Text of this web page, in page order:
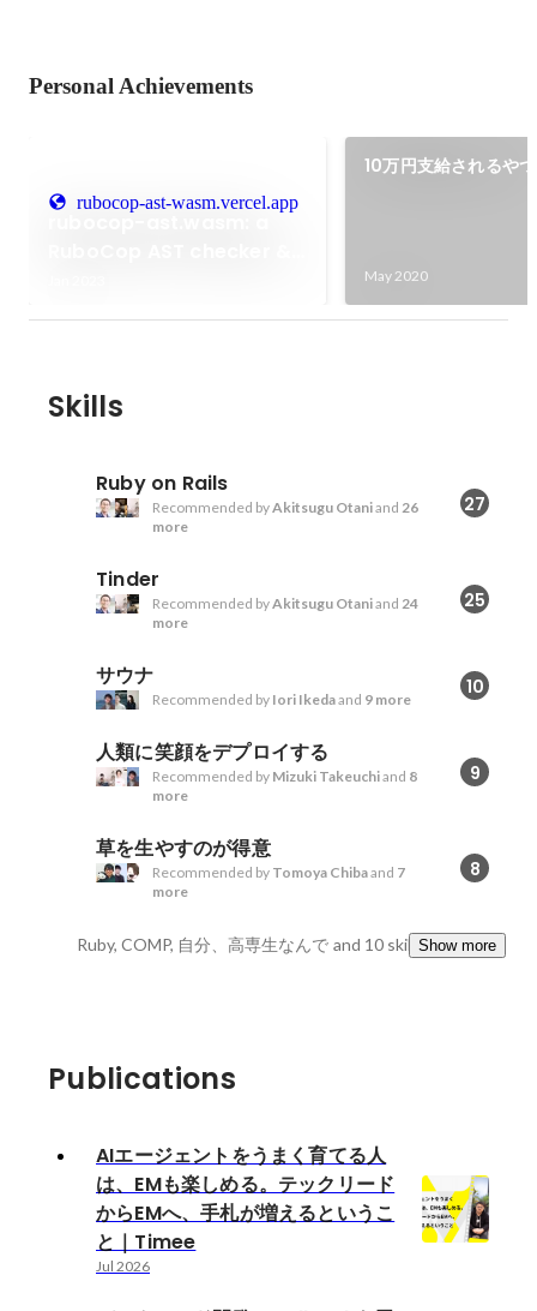
Personal Achievements
rubocop-ast-wasm.vercel.app
10万円支給されるやつ
May 2020
Skills
Ruby on Rails
27
Recommended byAkitsugu Otaniand 26
more
Tinder
25
Recommended byAkitsugu Otaniand 24
more
サウナ 10
Recommended by Iori Ikedaand 9 more
人類に笑顔をデプロイする
9
Recommended by Mizuki Takeuchiand 8
more
草を生やすのが得意
8
Recommended by Tomoya Chibaand 7
more
Ruby, COMP, 自分、高専生なんで and 10 skillsShow more
Publications
AIエージェントをうまく育てる人
は、EMも楽しめる。テックリード
からEMへ、手札が増えるというこ
と｜Timee
Jul 2026